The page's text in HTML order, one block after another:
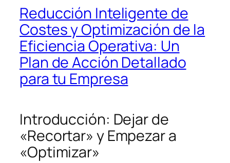
Reducción Inteligente de
Costes y Optimización de la
Eficiencia Operativa: Un
Plan de Acción Detallado
para tu Empresa
Introducción: Dejar de
«Recortar» y Empezar a
«Optimizar»